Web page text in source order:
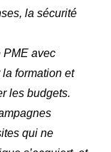
la sécurité
PME avec
formation et
les budgets.
qui ne